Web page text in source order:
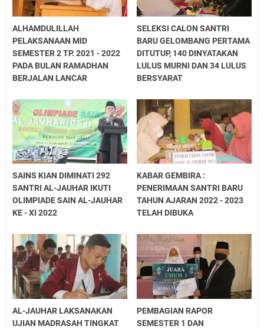
MEWUJUDKAN PESANTREN RAMAH ANAK
APEL TAHUNAN AL-JAUHAR RESMI DIBUKA,
AWALI PEKAN PERKENALAN KHUTBATUL
'ARSY
ALHAMDULILLAH
PELAKSANAAN MID
SEMESTER 2 TP. 2021 - 2022
PADA BULAN RAMADHAN
BERJALAN LANCAR
SELEKSI CALON SANTRI
BARU GELOMBANG PERTAMA
DITUTUP, 140 DINYATAKAN
LULUS MURNI DAN 34 LULUS
BERSYARAT
SAINS KIAN DIMINATI 292
SANTRI AL-JAUHAR IKUTI
OLIMPIADE SAIN AL-JAUHAR
KE - XI 2022
KABAR GEMBIRA :
PENERIMAAN SANTRI BARU
TAHUN AJARAN 2022 - 2023
TELAH DIBUKA
AL-JAUHAR LAKSANAKAN
UJIAN MADRASAH TINGKAT
PEMBAGIAN RAPOR
SEMESTER 1 DAN